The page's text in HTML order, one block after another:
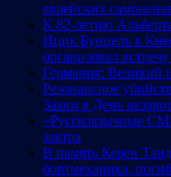
еврейских
К 82-летию
Ицик Бунцель в
организовал
Германия: Великий
Резонансное
Залки в День
«Русскоязычные
завтра
В память Керен
бортмеханика,